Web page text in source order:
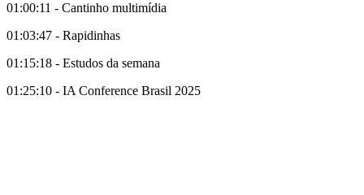
01:00:11 - Cantinho multimídia
01:03:47 - Rapidinhas
01:15:18 - Estudos da semana
01:25:10 - IA Conference Brasil 2025